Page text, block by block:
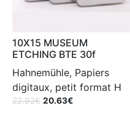
10X15 MUSEUM
ETCHING BTE 30f
Hahnemühle, Papiers
digitaux, petit format H
22.92€ 20.63€